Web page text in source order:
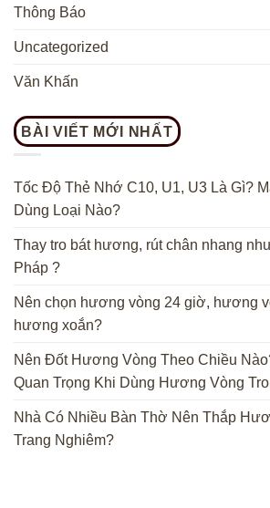
Thông Báo
Uncategorized
Văn Khấn
BÀI VIẾT MỚI NHẤT
Tốc Độ Thẻ Nhớ C10, U1, U3 Là Gì?
Dùng Loại Nào?
Thay tro bát hương, rút chân nhang
Pháp ?
Nên chọn hương vòng 24 giờ, hương
hương xoắn?
Nên Đốt Hương Vòng Theo Chiều
Quan Trọng Khi Dùng Hương Vòng
Nhà Có Nhiều Bàn Thờ Nên Thắp
Trang Nghiêm?